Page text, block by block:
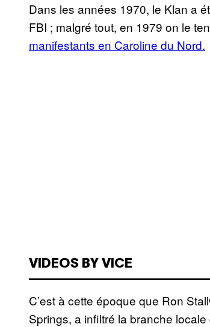
Dans les années 1970, le Klan a
FBI ; malgré tout, en 1979 on le
manifestants en Caroline du Nord.
VIDEOS BY VICE
C’est à cette époque que Ron
Springs, a infiltré la branche